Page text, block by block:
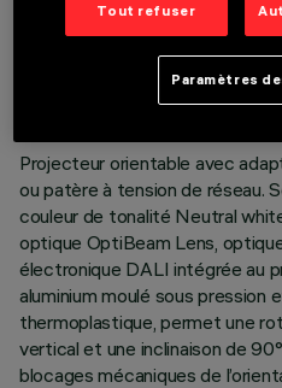
DONNÉES
DERNIÈRE MISE À JOUR: 05/08/2026
Projecteur orientable avec
ou patère à tension de réseau.
couleur de tonalité Neutral
optique OptiBeam Lens,
électronique DALI intégrée au
aluminium moulé sous pression
thermoplastique, permet une
vertical et une inclinaison de
blocages mécaniques de
Tout refuser
Paramètres